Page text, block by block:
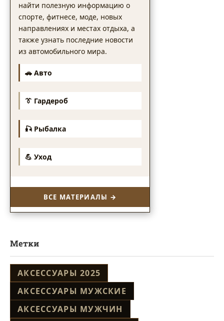
найти полезную информацию о
спорте, фитнесе, моде, новых
направлениях и местах отдыха, а
также узнать последние новости
из автомобильного мира.
🚗 Авто
👔 Гардероб
🎣 Рыбалка
💪 Уход
ВСЕ МАТЕРИАЛЫ →
Метки
АКСЕССУАРЫ 2025
АКСЕССУАРЫ МУЖСКИЕ
АКСЕССУАРЫ МУЖЧИН